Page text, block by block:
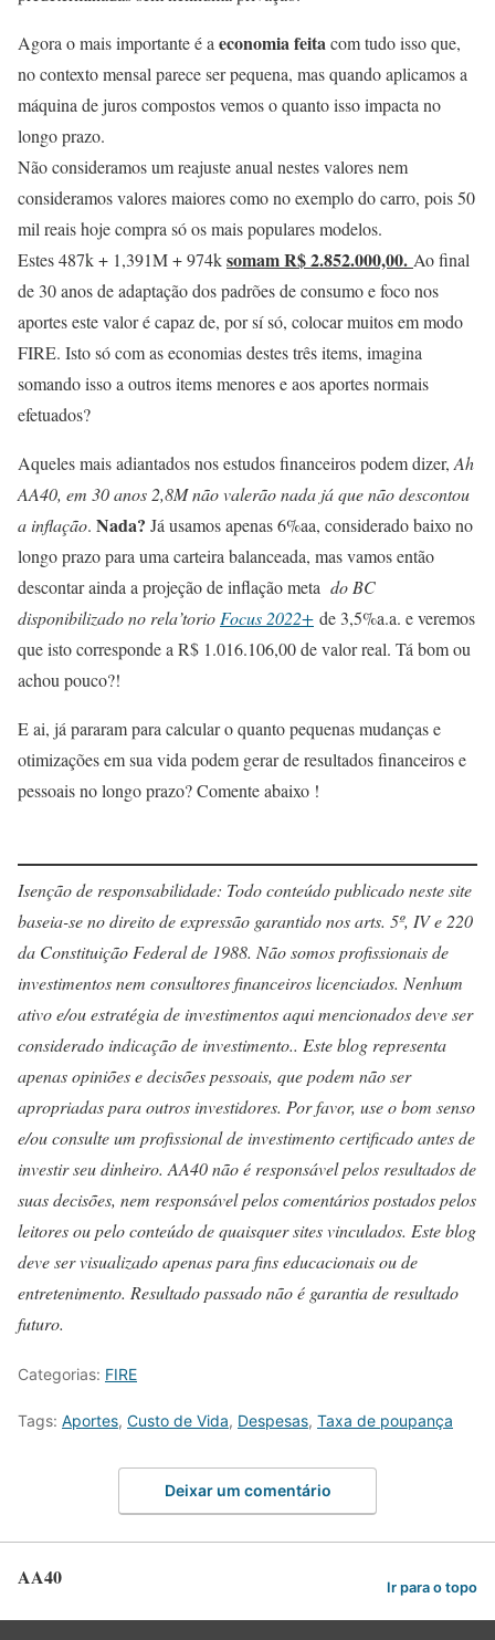
Agora o mais importante é aeconomia feitacom tudo isso que,
no contexto mensal parece ser pequena, mas quando aplicamos a
máquina de juros compostos vemos o quanto isso impacta no
longo prazo.
Não consideramos um reajuste anual nestes valores nem
consideramos valores maiores como no exemplo do carro, pois 50
mil reais hoje compra só os mais populares modelos.
Estes 487k + 1,391M + 974ksomam R$ 2.852.000,00. Ao final
de 30 anos de adaptação dos padrões de consumo e foco nos
aportes este valor é capaz de, por sí só, colocar muitos em modo
FIRE. Isto só com as economias destes três items, imagina
somando isso a outros items menores e aos aportes normais
efetuados?
Aqueles mais adiantados nos estudos financeiros podem dizer,Ah
AA40, em 30 anos 2,8M não valerão nada já que não descontou
a inflação. Nada? Já usamos apenas 6%aa, considerado baixo no
longo prazo para uma carteira balanceada, mas vamos então
descontar ainda a projeção de inflação meta do BC
disponibilizado no rela’torioFocus 2022+ de 3,5%a.a. e veremos
que isto corresponde a R$ 1.016.106,00 de valor real. Tá bom ou
achou pouco?!
E ai, já pararam para calcular o quanto pequenas mudanças e
otimizações em sua vida podem gerar de resultados financeiros e
pessoais no longo prazo? Comente abaixo !
Isenção de responsabilidade: Todo conteúdo publicado neste site
baseia-se no direito de expressão garantido nos arts. 5º, IV e 220
da Constituição Federal de 1988. Não somos profissionais de
investimentos nem consultores financeiros licenciados. Nenhum
ativo e/ou estratégia de investimentos aqui mencionados deve ser
considerado indicação de investimento.. Este blog representa
apenas opiniões e decisões pessoais, que podem não ser
apropriadas para outros investidores. Por favor, use o bom senso
e/ou consulte um profissional de investimento certificado antes de
investir seu dinheiro. AA40 não é responsável pelos resultados de
suas decisões, nem responsável pelos comentários postados pelos
leitores ou pelo conteúdo de quaisquer sites vinculados. Este blog
deve ser visualizado apenas para fins educacionais ou de
entretenimento. Resultado passado não é garantia de resultado
futuro.
Categorias: FIRE
Tags: Aportes, Custo de Vida, Despesas, Taxa de poupança
Deixar um comentário
AA40 Ir para o topo